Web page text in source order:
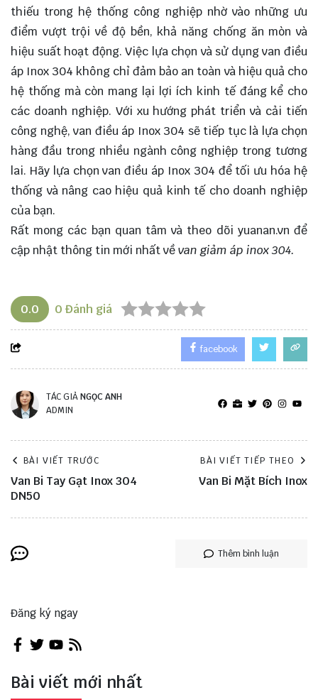
thiếu trong hệ thống công nghiệp nhờ vào những ưu
điểm vượt trội về độ bền, khả năng chống ăn mòn và
hiệu suất hoạt động. Việc lựa chọn và sử dụng van điều
áp Inox 304 không chỉ đảm bảo an toàn và hiệu quả cho
hệ thống mà còn mang lại lợi ích kinh tế đáng kể cho
các doanh nghiệp. Với xu hướng phát triển và cải tiến
công nghệ, van điều áp Inox 304 sẽ tiếp tục là lựa chọn
hàng đầu trong nhiều ngành công nghiệp trong tương
lai. Hãy lựa chọn van điều áp Inox 304 để tối ưu hóa hệ
thống và nâng cao hiệu quả kinh tế cho doanh nghiệp
của bạn.
Rất mong các bạn quan tâm và theo dõi yuanan.vn để
cập nhật thông tin mới nhất vềvan giảm áp inox 304.
0.0 0 Đánh giá
facebook
TÁC GIẢNGỌC ANH
ADMIN
BÀI VIẾT TRƯỚC
Van Bi Tay Gạt Inox 304
DN50
BÀI VIẾT TIẾP THEO
Van Bi Mặt Bích Inox
Thêm bình luận
Đăng ký ngay
Bài viết mới nhất